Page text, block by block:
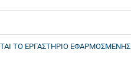
ΤΟ ΕΡΓΑΣΤΗΡΙΟ ΕΦΑΡΜΟΣΜΕΝΗΣ